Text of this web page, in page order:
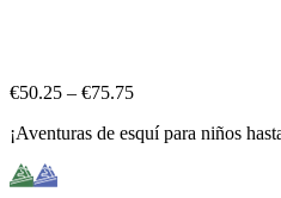
€50.25 – €75.75
¡Aventuras de esquí para niños